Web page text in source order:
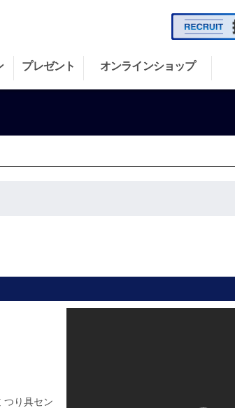
プレゼント オンラインショップ
つり具セン